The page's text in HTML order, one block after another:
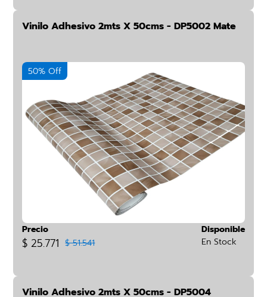
Vinilo Adhesivo 2mts X 50cms - DP5002 Mate
50% Off
Precio
$ 25.771 $ 51.541
Disponible
En Stock
Vinilo Adhesivo 2mts X 50cms - DP5004